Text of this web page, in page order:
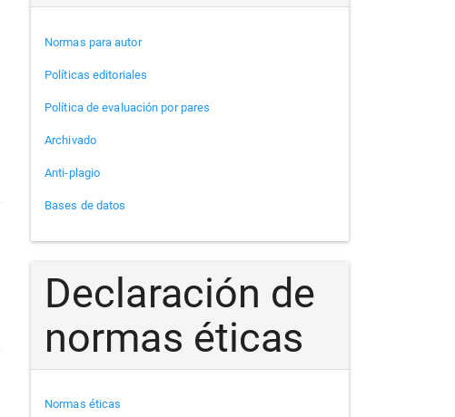
Normas para autor
Políticas editoriales
Política de evaluación por pares
Archivado
Anti-plagio
Bases de datos
Declaración de
normas éticas
Normas éticas